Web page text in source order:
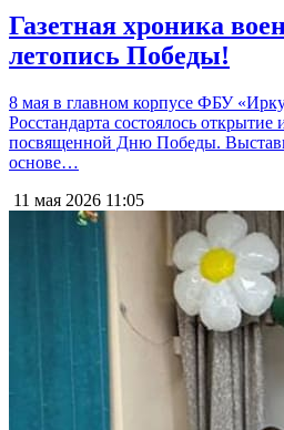
Газетная хроника
летопись Победы!
8 мая в главном корпусе ФБУ
Росстандарта состоялось
посвященной Дню Победы.
основе…
11 мая 2026 11:05